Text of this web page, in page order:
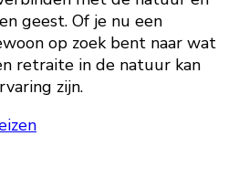
geest. Of je nu een
op zoek bent naar wat
retraite in de natuur kan
zijn.